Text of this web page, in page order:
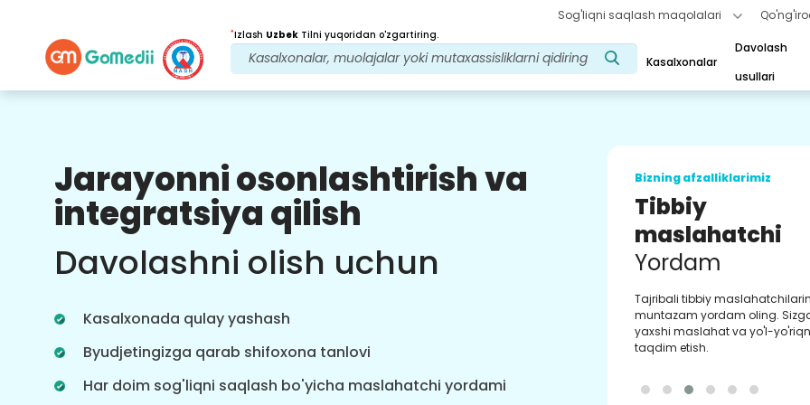
Sog'liqni saqlash maqolalari
*Izlash Uzbek Tilni yuqoridan o'zgartiring.
Kasalxonalar
Davolash
usullari
Jarayonni osonlashtirish va
integratsiya qilish
Davolashni olish uchun
Kasalxonada qulay yashash
Byudjetingizga qarab shifoxona tanlovi
Har doim sog'liqni saqlash bo'yicha maslahatchi yordami
Bizning afzalliklarimiz
Tibbiy
maslahatchi
Yordam
muntazam yordam oling. Sizga eng
yaxshi maslahat va yo'l-yo'riqni
taqdim etish.
Bizning afzalliklarimiz
Onlayn video
Maslahatlar
Sog'liqni saqlash tajribasini
bo'yicha eng tajribali
bilan onlayn maslahat.